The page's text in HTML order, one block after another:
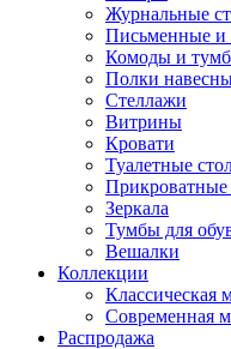
Журнальные
Письменные и
Комоды и
Полки
Стеллажи
Витрины
Кровати
Туалетные
Зеркала
Тумбы для
Вешалки
Коллекции
Классическая
Современная
Распродажа